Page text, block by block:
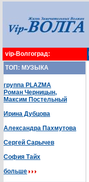
vip-Волгоград:
ТОП: МУЗЫКА
группа PLAZMA
Роман Черницын,
Максим Постельный
Ирина Дубцова
Александра Пахмутова
Сергей Сарычев
София Тайх
больше